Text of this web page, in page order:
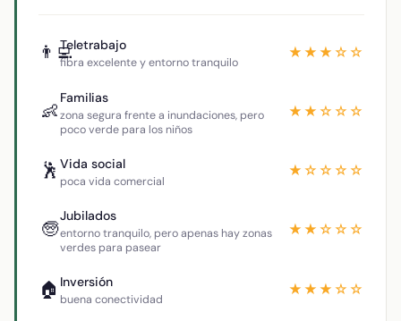
👨‍💻Teletrabajo
fibra excelente y entorno tranquilo
★★★☆☆
👶
Familias
zona segura frente a inundaciones, pero
poco verde para los niños
★★☆☆☆
🕺 Vida social
poca vida comercial
★☆☆☆☆
🧓
Jubilados
entorno tranquilo, pero apenas hay zonas
verdes para pasear
★★☆☆☆
🏠 Inversión
buena conectividad
★★★☆☆